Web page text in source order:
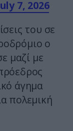
7, 2026
του σε
ο
μαζί με
άγημα
πολεμική